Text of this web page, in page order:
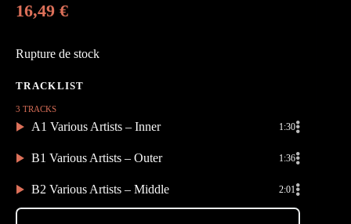
16,49 €
Rupture de stock
3 TRACKS
A1 Various Artists – Inner 1:30
B1 Various Artists – Outer 1:36
B2 Various Artists – Middle 2:01